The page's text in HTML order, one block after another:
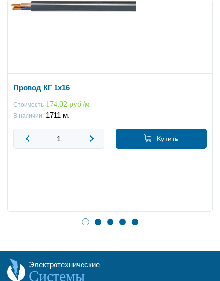
Провод КГ 1x16
Стоимость 174.02 руб./м
В наличии: 1711 м.
Купить
Электротехнические
Системы